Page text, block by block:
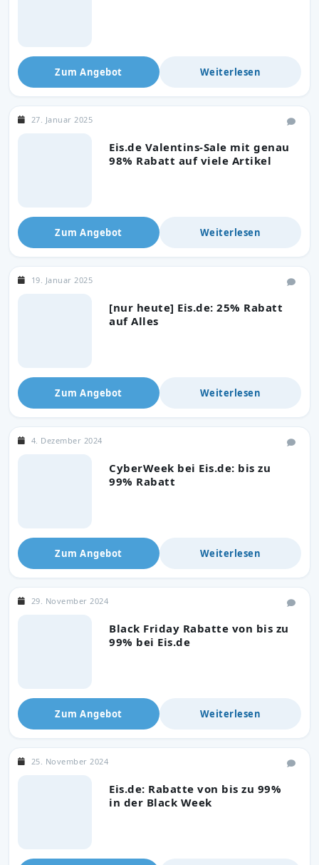
Zum Angebot Weiterlesen
Eis.de Valentins-Sale mit genau
98% Rabatt auf viele Artikel
27. Januar 2025
Zum Angebot Weiterlesen
[nur heute] Eis.de: 25% Rabatt
auf Alles
19. Januar 2025
Zum Angebot Weiterlesen
CyberWeek bei Eis.de: bis zu
99% Rabatt
4. Dezember 2024
Zum Angebot Weiterlesen
Black Friday Rabatte von bis zu
99% bei Eis.de
29. November 2024
Zum Angebot Weiterlesen
Eis.de: Rabatte von bis zu 99%
in der Black Week
25. November 2024